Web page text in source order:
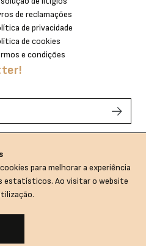
de reclamações
de privacidade
de cookies
e condições
para melhorar a experiência
estatísticos. Ao visitar o website